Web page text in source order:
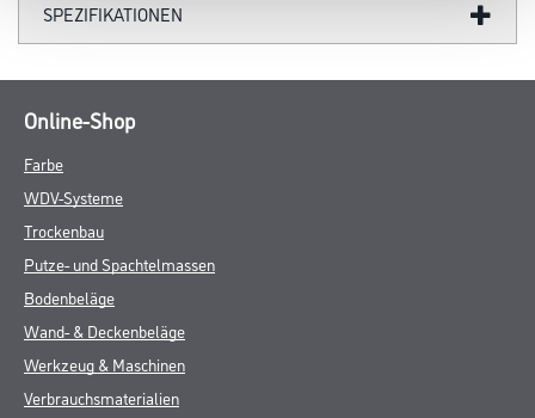
SPEZIFIKATIONEN
Online-Shop
Farbe
WDV-Systeme
Trockenbau
Putze- und Spachtelmassen
Bodenbeläge
Wand- & Deckenbeläge
Werkzeug & Maschinen
Verbrauchsmaterialien